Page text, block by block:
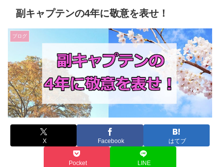
副キャプテンの4年に敬意を表せ！
ブログ
X Facebook はてブ
Pocket LINE